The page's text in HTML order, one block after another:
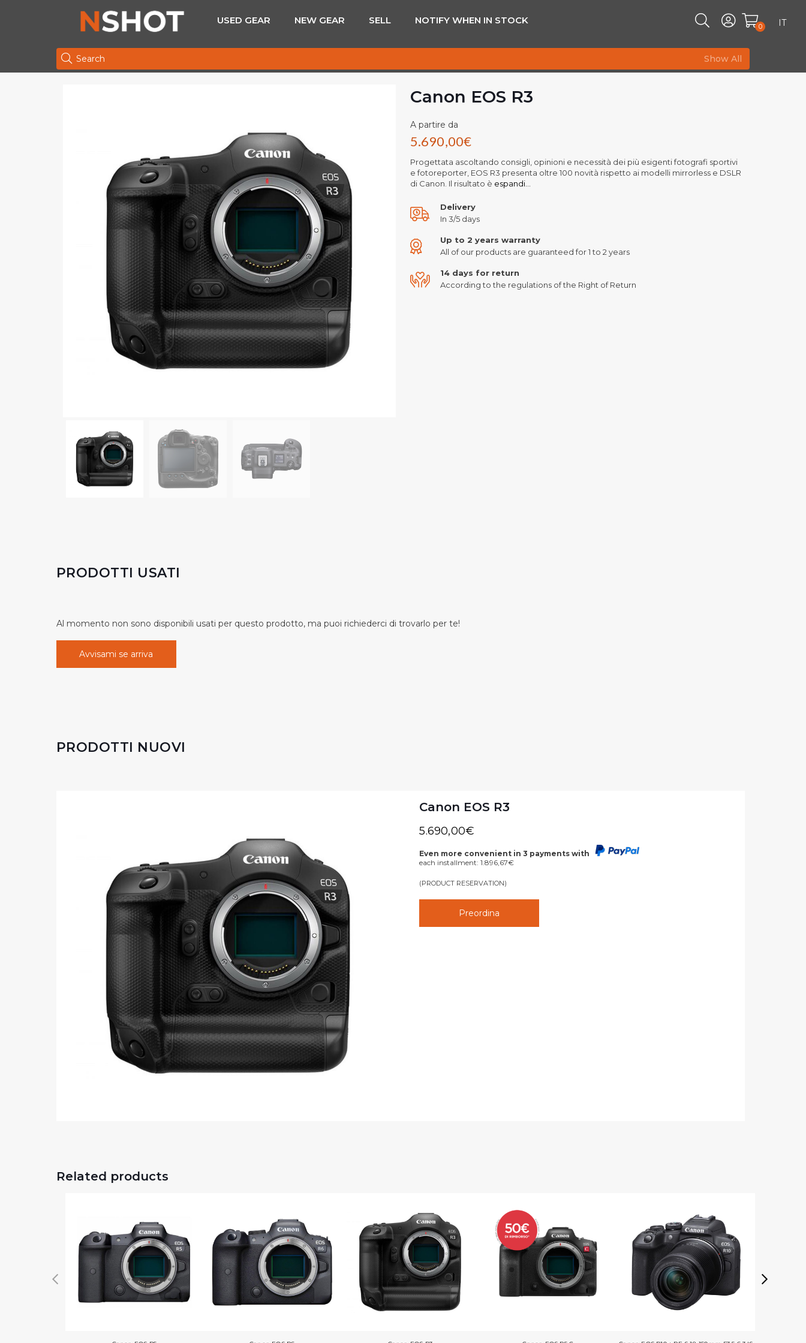
USED GEAR NEW GEAR SELL NOTIFY WHEN IN STOCK
0 IT
Show All
Canon EOS R3
A partire da
5.690,00€
Progettata ascoltando consigli, opinioni e necessità dei più esigenti fotografi sportivi
e fotoreporter, EOS R3 presenta oltre 100 novità rispetto ai modelli mirrorless e DSLR
di Canon. Il risultato è espandi...
Delivery
In 3/5 days
Up to 2 years warranty
All of our products are guaranteed for 1 to 2 years
14 days for return
According to the regulations of the Right of Return
PRODOTTI USATI
Al momento non sono disponibili usati per questo prodotto, ma puoi richiederci di trovarlo per te!
Avvisami se arriva
PRODOTTI NUOVI
Canon EOS R3
5.690,00€
Even more convenient in 3 payments with
each installment:1.896,67€
(PRODUCT RESERVATION)
Preordina
Related products